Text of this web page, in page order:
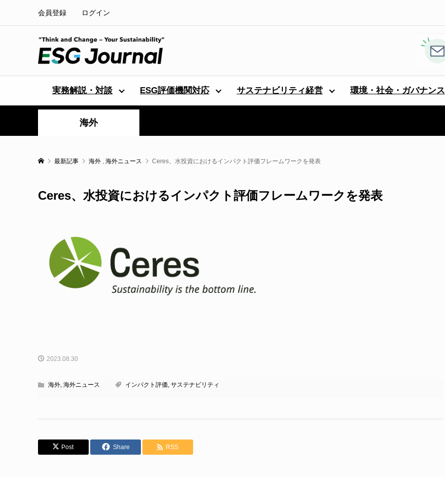
会員登録 ログイン
実務解説・対談 ESG評価機関対応 サステナビリティ経営 環境・社会・ガバナンス
海外
最新記事 海外 , 海外ニュース Ceres、水投資におけるインパクト評価フレームワークを発表
Ceres、水投資におけるインパクト評価フレームワークを発表
2023.08.30
海外, 海外ニュース インパクト評価, サステナビリティ
Post Share RSS